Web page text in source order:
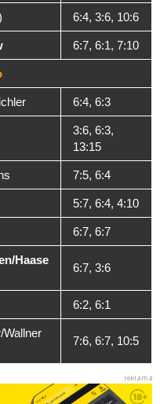
6:4, 3:6, 10:6
6:7, 6:1, 7:10
6:4, 6:3
3:6, 6:3,
13:15
7:5, 6:4
5:7, 6:4, 4:10
6:7, 6:7
Haase
6:7, 3:6
6:2, 6:1
Wallner
7:6, 6:7, 10:5